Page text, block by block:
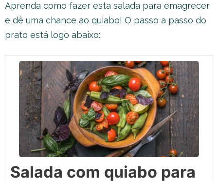
Aprenda como fazer esta salada para emagrecer
e dê uma chance ao quiabo! O passo a passo do
prato está logo abaixo:
Salada com quiabo para